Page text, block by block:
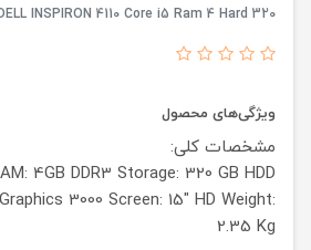
INSPIRON 4110 Core i5 Ram 4 Hard 320
ویژگی‌های محصول
مشخصات کلی:
4GB DDR3 Storage: 320 GB HDD
3000 Screen: 15" HD Weight:
2.35 Kg